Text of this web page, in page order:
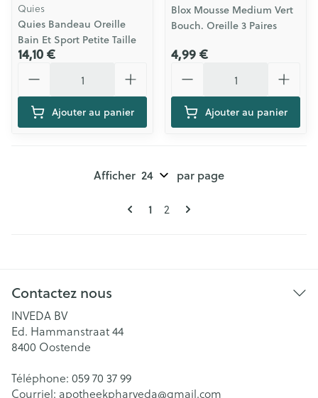
Quies
Quies Bandeau Oreille
Bain Et Sport Petite Taille
14,10 €
Ajouter au panier
Blox Mousse Medium Vert
Bouch. Oreille 3 Paires
4,99 €
Ajouter au panier
Pages
Vous lisez actuellement la page
1 Page
2
Afficher par page
Contactez nous
INVEDA BV
Ed. Hammanstraat 44
8400 Oostende
Téléphone: 059 70 37 99
Courriel: apotheekpharveda@gmail.com